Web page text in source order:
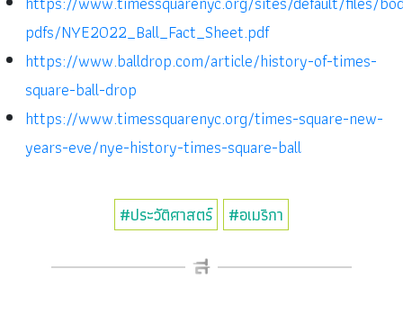
pdfs/NYE2022_Ball_Fact_Sheet.pdf
https://www.balldrop.com/article/history-of-times-
square-ball-drop
https://www.timessquarenyc.org/times-square-new-
years-eve/nye-history-times-square-ball
#ประวัติศาสตร์ #อเมริกา